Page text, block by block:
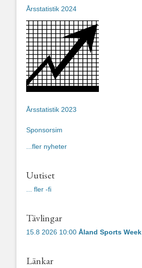
Årsstatistik 2024
Årsstatistik 2023
Sponsorsim
...fler nyheter
Uutiset
... fler -fi
Tävlingar
15.8 2026 10:00 Åland Sports Week
Länkar